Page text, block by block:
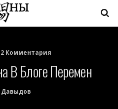
2 Комментария
В Блоге Перемен
Давыдов